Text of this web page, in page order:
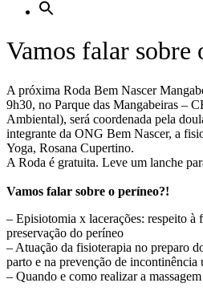
Vamos falar sobre
A próxima Roda Bem Nascer
9h30, no Parque das Mangabeiras –
Ambiental), será coordenada pela
integrante da ONG Bem Nascer, a
Yoga, Rosana Cupertino.
A Roda é gratuita. Leve um lanche
Vamos falar sobre o períneo?!
– Episiotomia x lacerações: respeito à
preservação do períneo
– Atuação da fisioterapia no preparo
parto e na prevenção de incontinência
– Quando e como realizar a